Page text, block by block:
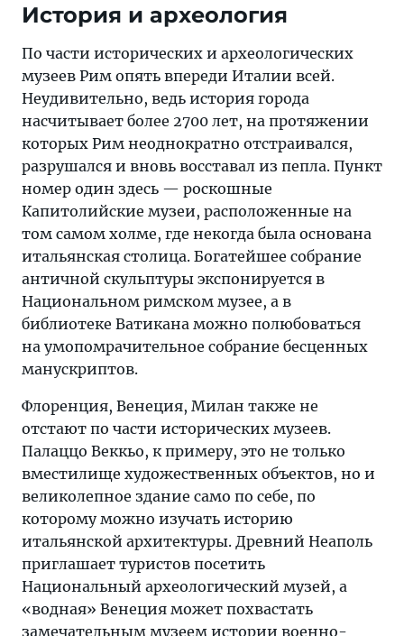
История и археология
По части исторических и археологических
музеев Рим опять впереди Италии всей.
Неудивительно, ведь история города
насчитывает более 2700 лет, на протяжении
которых Рим неоднократно отстраивался,
разрушался и вновь восставал из пепла. Пункт
номер один здесь — роскошные
Капитолийские музеи, расположенные на
том самом холме, где некогда была основана
итальянская столица. Богатейшее собрание
античной скульптуры экспонируется в
Национальном римском музее, а в
библиотеке Ватикана можно полюбоваться
на умопомрачительное собрание бесценных
манускриптов.
Флоренция, Венеция, Милан также не
отстают по части исторических музеев.
Палаццо Веккьо, к примеру, это не только
вместилище художественных объектов, но и
великолепное здание само по себе, по
которому можно изучать историю
итальянской архитектуры. Древний Неаполь
приглашает туристов посетить
Национальный археологический музей, а
«водная» Венеция может похвастать
замечательным музеем истории военно-